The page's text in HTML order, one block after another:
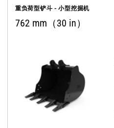
重负荷型铲斗 - 小型挖掘机
762 mm（30 in）